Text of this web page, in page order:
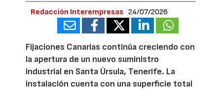
Redacción Interempresas 24/07/2026
Fijaciones Canarias continúa creciendo con
la apertura de un nuevo suministro
industrial en Santa Úrsula, Tenerife. La
instalación cuenta con una superficie total